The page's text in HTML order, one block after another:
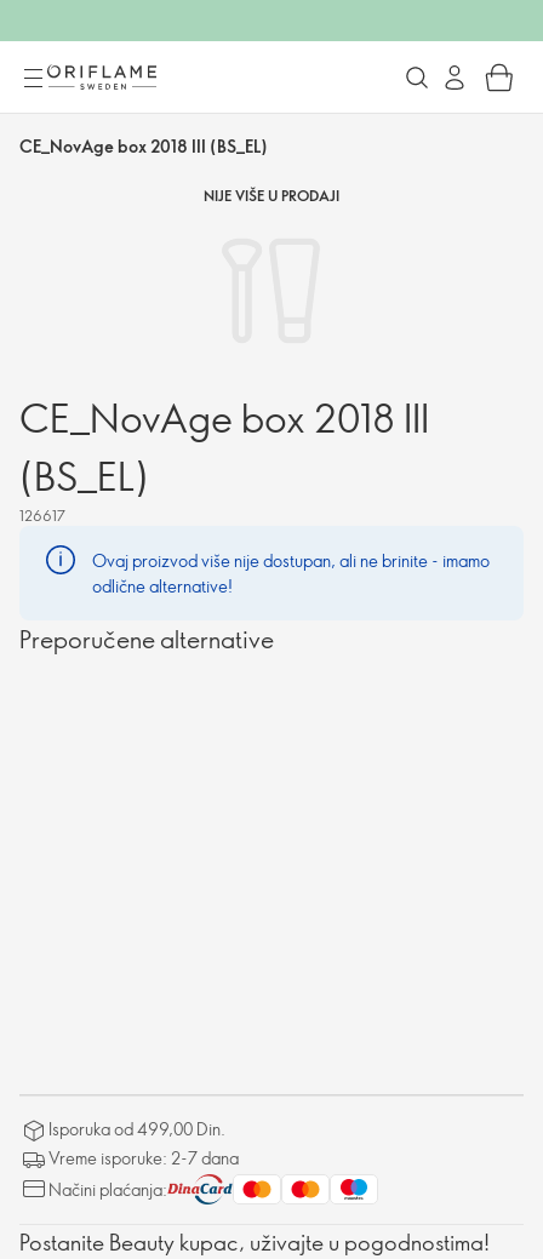
CE_NovAge box 2018 III (BS_EL)
NIJE VIŠE U PRODAJI
CE_NovAge box 2018 III
(BS_EL)
126617
Ovaj proizvod više nije dostupan, ali ne brinite - imamo
odlične alternative!
Preporučene alternative
Isporuka od 499,00 Din.
Vreme isporuke: 2-7 dana
Načini plaćanja:
Postanite Beauty kupac, uživajte u pogodnostima!